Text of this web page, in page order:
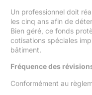
Un professionnel doit
les cinq ans afin de
Bien géré, ce fonds
cotisations spéciales
bâtiment.
Fréquence des
Conformément au